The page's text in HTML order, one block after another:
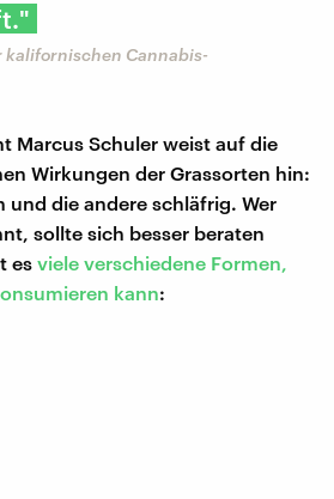
kalifornischen Cannabis-
Marcus Schuler weist auf die
Wirkungen der Grassorten hin:
und die andere schläfrig. Wer
sollte sich besser beraten
es viele verschiedene Formen,
kann: